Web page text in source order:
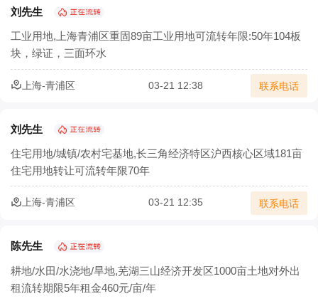
刘先生
工业用地,上海青浦区重固89亩工业用地可流转年限:50年104板
块，绿证，三面环水
上海-青浦区 03-21 12:38 联系电话
刘先生
住宅用地/城镇/农村宅基地,长三角经济特区沪西核心区域181亩
住宅用地转让可流转年限70年
上海-青浦区 03-21 12:35 联系电话
陈先生
耕地/水田/水浇地/旱地,芜湖三山经济开发区1000亩土地对外出
租流转期限5年租金460元/亩/年